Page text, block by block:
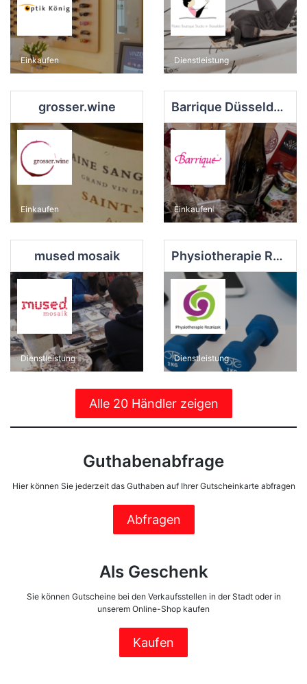
Einkaufen Dienstleistung
grosser.wine
Einkaufen
Barrique Düsseldorf
Einkaufen
mused mosaik
Dienstleistung
Physiotherapie Reznizak
Dienstleistung
Alle 20 Händler zeigen
Guthabenabfrage
Hier können Sie jederzeit das Guthaben auf Ihrer Gutscheinkarte abfragen
Abfragen
Als Geschenk
Sie können Gutscheine bei den Verkaufsstellen in der Stadt oder in
unserem Online-Shop kaufen
Kaufen